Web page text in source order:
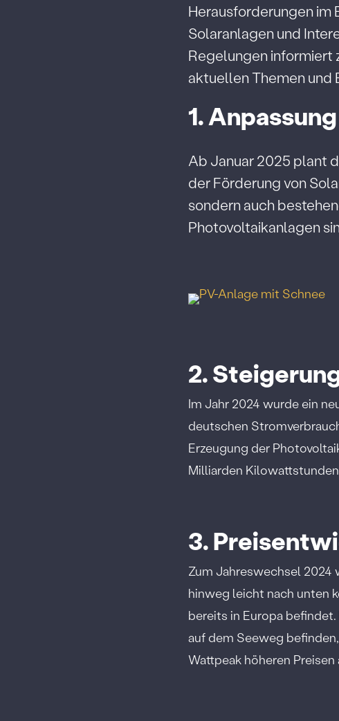
Herausforderungen im
Solaranlagen und
Regelungen informiert
aktuellen Themen und
1.
Ab Januar 2025 plant
der Förderung von
sondern auch
Photovoltaikanlagen
2.
Im Jahr 2024 wurde ein
deutschen
Erzeugung der
Milliarden
3.
Zum Jahreswechsel 2024
hinweg leicht nach unten
bereits in Europa
auf dem Seeweg
Wattpeak höheren